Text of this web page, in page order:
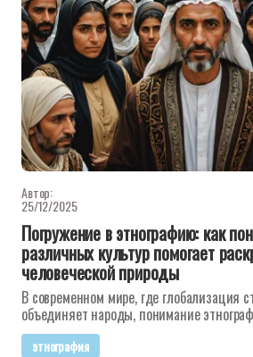
Автор:
25/12/2025
Погружение в этнографию: как
различных культур помогает
человеческой природы
В современном мире, где глобализация
объединяет народы, понимание
этнография